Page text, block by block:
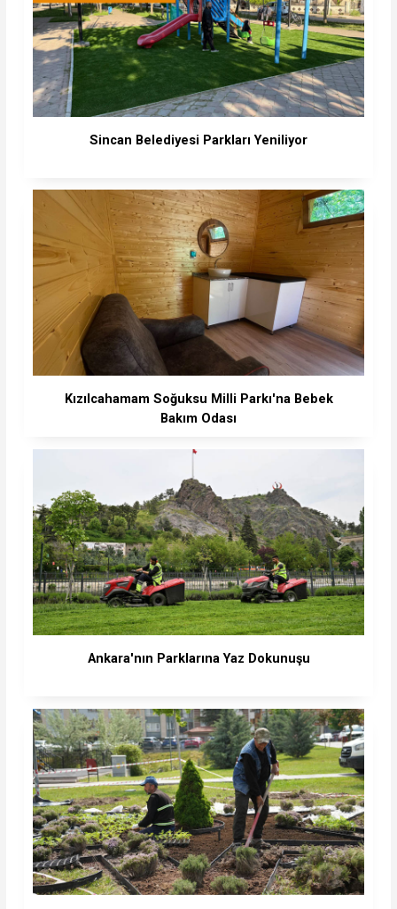
Sincan Belediyesi Parkları Yeniliyor
Kızılcahamam Soğuksu Milli Parkı'na Bebek
Bakım Odası
Ankara'nın Parklarına Yaz Dokunuşu